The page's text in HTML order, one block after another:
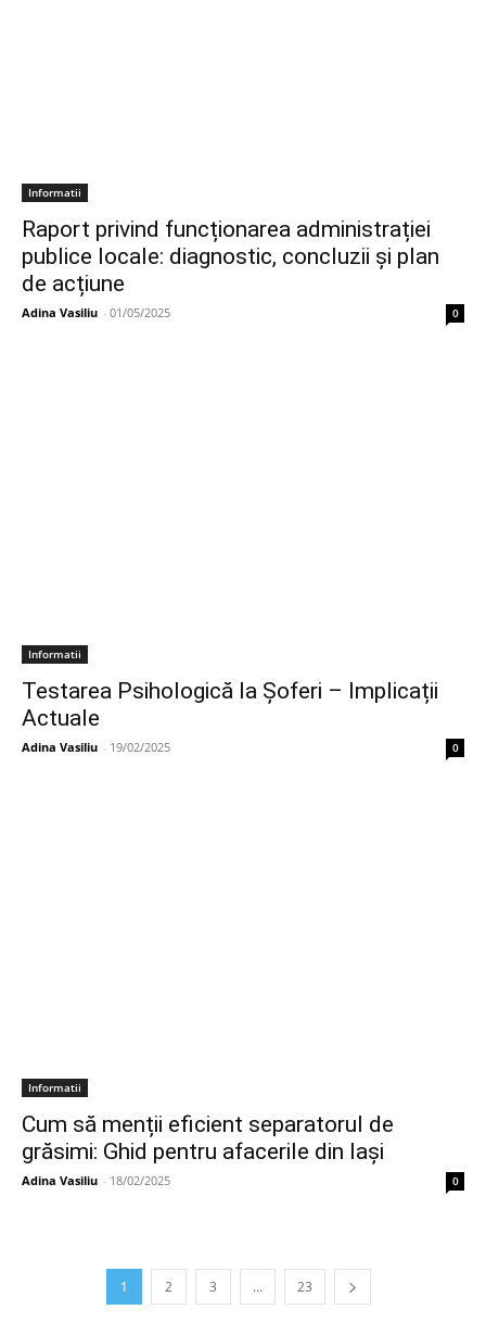
Informatii
Raport privind funcționarea administrației
publice locale: diagnostic, concluzii și plan
de acțiune
Adina Vasiliu - 01/05/2025 0
Informatii
Testarea Psihologică la Șoferi – Implicații
Actuale
Adina Vasiliu - 19/02/2025 0
Informatii
Cum să menții eficient separatorul de
grăsimi: Ghid pentru afacerile din Iași
Adina Vasiliu - 18/02/2025 0
1 2 3 ... 23